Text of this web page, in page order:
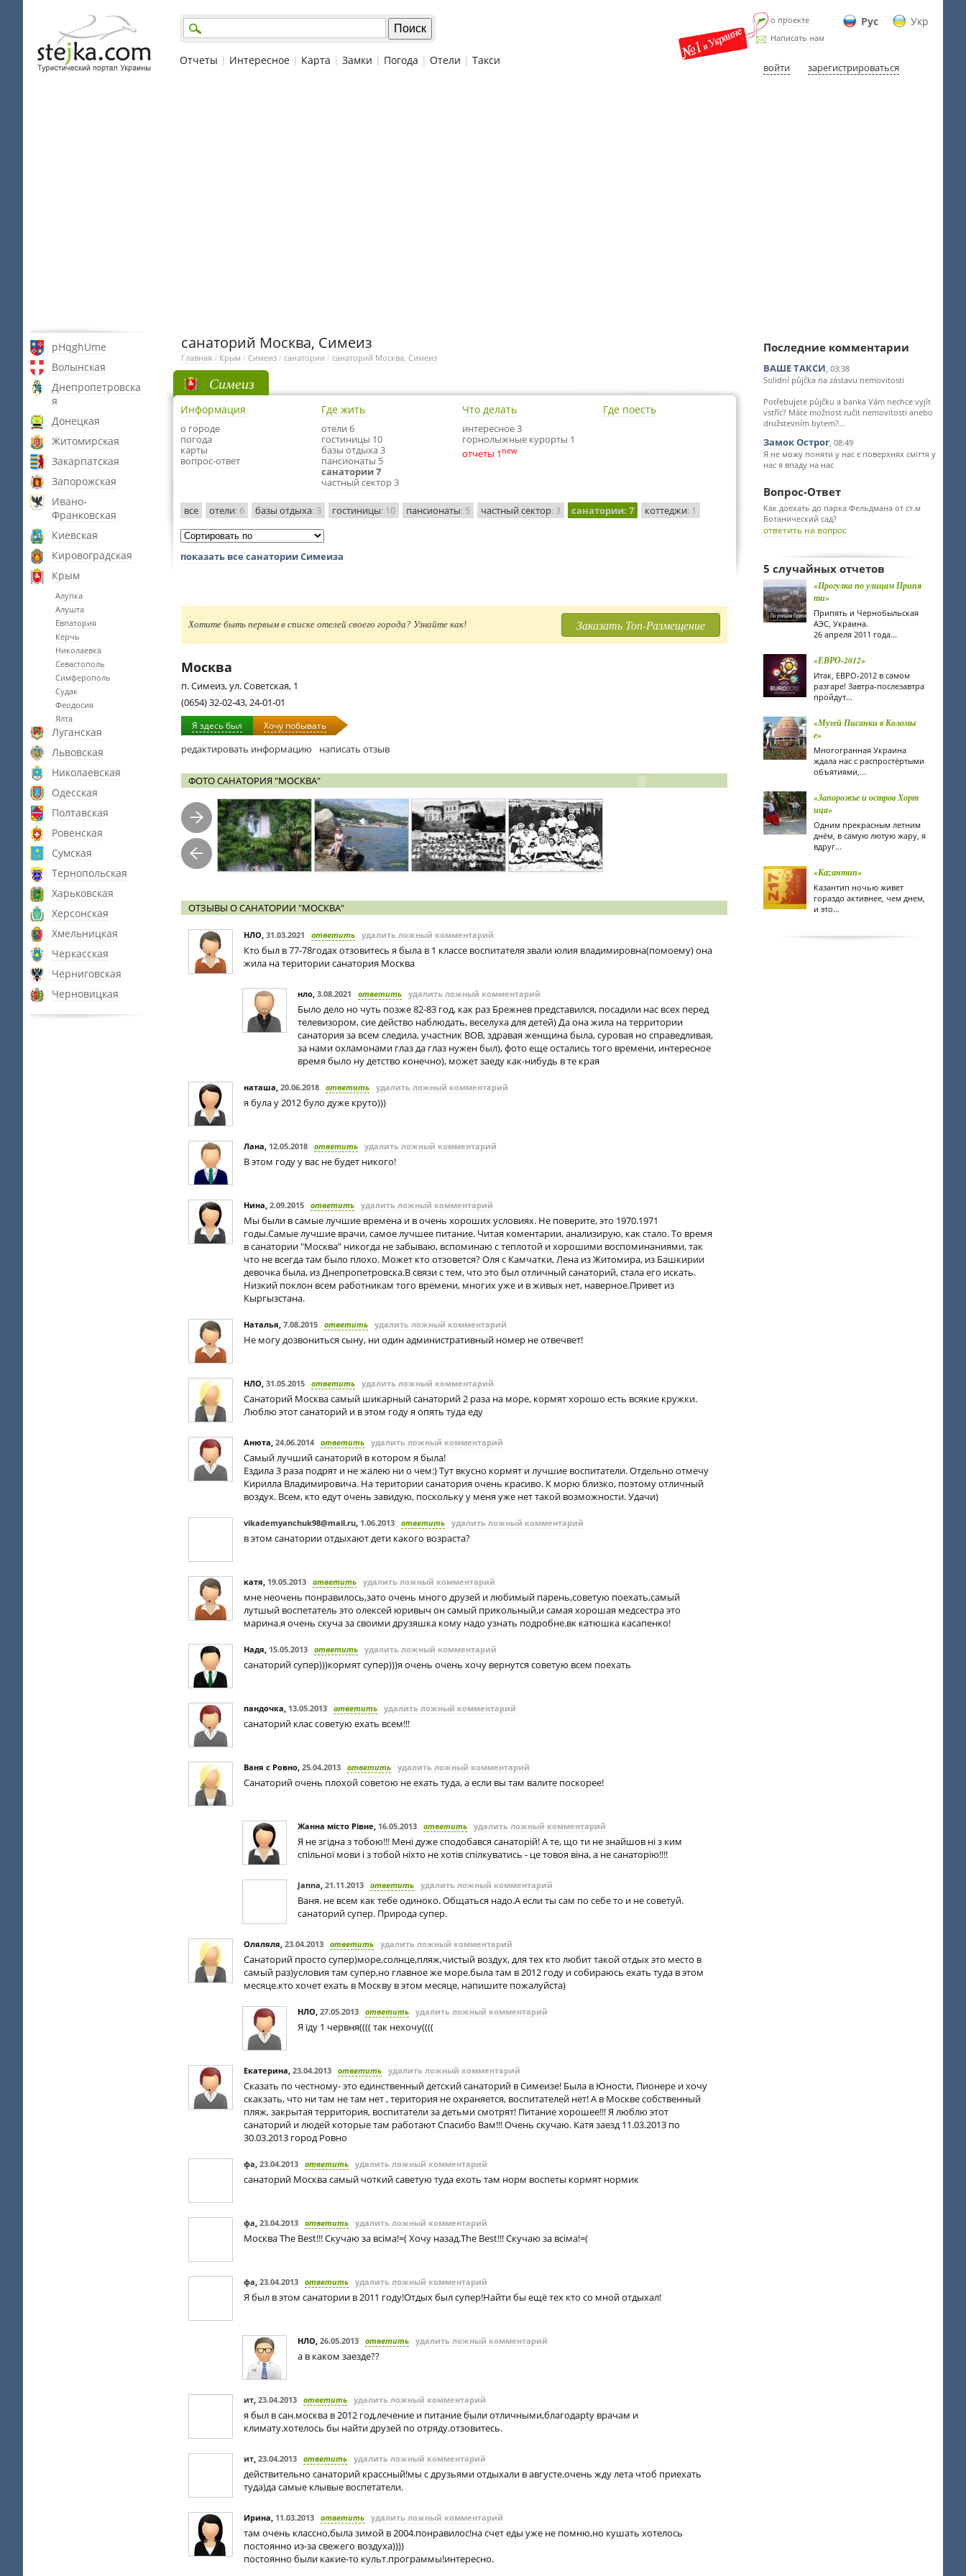
Рус Укр
о проекте
Написать нам
войти зарегистрироваться
Отчеты | Интересное | Карта | Замки | Погода | Отели | Такси
pHqghUme
Волынская
Днепропетровска
я
Донецкая
Житомирская
Закарпатская
Запорожская
Ивано-
Франковская
Киевская
Кировоградская
Крым
Алупка
Алушта
Евпатория
Керчь
Николаевка
Севастополь
Симферополь
Судак
Феодосия
Ялта
Луганская
Львовская
Николаевская
Одесская
Полтавская
Ровенская
Сумская
Тернопольская
Харьковская
Херсонская
Хмельницкая
Черкасская
Черниговская
Черновицкая
санаторий Москва, Симеиз
Главная / Крым / Симеиз / санатории / санаторий Москва, Симеиз
Симеиз
Информация
о городе
погода
карты
вопрос-ответ
Где жить
отели 6
гостиницы 10
базы отдыха 3
пансионаты 5
санатории 7
частный сектор 3
Что делать
интересное 3
горнолыжные курорты 1
отчеты 1 new
Где поесть
все отели: 6 базы отдыха: 3 гостиницы: 10 пансионаты: 5 частный сектор: 3 санатории: 7 коттеджи: 1
показать все санатории Симеиза
Хотите быть первым в списке отелей своего города? Узнайте как! Заказать Топ-Размещение
Москва
п. Симеиз, ул. Советская, 1
(0654) 32-02-43, 24-01-01
Я здесь был Хочу побывать
редактировать информацию написать отзыв
ФОТО САНАТОРИЯ "МОСКВА"
ОТЗЫВЫ О САНАТОРИИ "МОСКВА"
НЛО, 31.03.2021 ответить удалить ложный комментарий
Кто был в 77-78годах отзовитесь я была в 1 классе воспитателя звали юлия владимировна(помоему) она
жила на територии санатория Москва
нло, 3.08.2021 ответить удалить ложный комментарий
Было дело но чуть позже 82-83 год, как раз Брежнев представился, посадили нас всех перед
телевизором, сие действо наблюдать, веселуха для детей) Да она жила на территории
санатория за всем следила, участник ВОВ, здравая женщина была, суровая но справедливая,
за нами охламонами глаз да глаз нужен был), фото еще остались того времени, интересное
время было ну детство конечно), может заеду как-нибудь в те края
наташа, 20.06.2018 ответить удалить ложный комментарий
я була у 2012 було дуже круто)))
Лана, 12.05.2018 ответить удалить ложный комментарий
В этом году у вас не будет никого!
Нина, 2.09.2015 ответить удалить ложный комментарий
Мы были в самые лучшие времена и в очень хороших условиях. Не поверите, это 1970.1971
годы.Самые лучшие врачи, самое лучшее питание. Читая коментарии, анализирую, как стало. То время
в санатории "Москва" никогда не забываю, вспоминаю с теплотой и хорошими воспоминаниями, так
что не всегда там было плохо. Может кто отзовется? Оля с Камчатки, Лена из Житомира, из Башкирии
девочка была, из Днепропетровска.В связи с тем, что это был отличный санаторий, стала его искать.
Низкий поклон всем работникам того времени, многих уже и в живых нет, наверное.Привет из
Кыргызстана.
Наталья, 7.08.2015 ответить удалить ложный комментарий
Не могу дозвониться сыну, ни один административный номер не отвечвет!
НЛО, 31.05.2015 ответить удалить ложный комментарий
Санаторий Москва самый шикарный санаторий 2 раза на море, кормят хорошо есть всякие кружки.
Люблю этот санаторий и в этом году я опять туда еду
Анюта, 24.06.2014 ответить удалить ложный комментарий
Самый лучший санаторий в котором я была!
Ездила 3 раза подрят и не жалею ни о чем:) Тут вкусно кормят и лучшие воспитатели. Отдельно отмечу
Кирилла Владимировича. На територии санатория очень красиво. К морю близко, поэтому отличный
воздух. Всем, кто едут очень завидую, поскольку у меня уже нет такой возможности. Удачи)
vikademyanchuk98@mail.ru, 1.06.2013 ответить удалить ложный комментарий
в этом санатории отдыхают дети какого возраста?
катя, 19.05.2013 ответить удалить ложный комментарий
мне неочень понравилось,зато очень много друзей и любимый парень,советую поехать,самый
лутшый воспетатель это олексей юривыч он самый прикольный,и самая хорошая медсестра это
марина.я очень скуча за своими друзяшка кому надо узнать подробне.вк катюшка касапенко!
Надя, 15.05.2013 ответить удалить ложный комментарий
санаторий супер)))кормят супер)))я очень очень хочу вернутся советую всем поехать
пандочка, 13.05.2013 ответить удалить ложный комментарий
санаторий клас советую ехать всем!!!
Ваня с Ровно, 25.04.2013 ответить удалить ложный комментарий
Санаторий очень плохой советою не ехать туда, а если вы там валите поскорее!
Жанна місто Рівне, 16.05.2013 ответить удалить ложный комментарий
Я не згідна з тобою!!! Мені дуже сподобався санаторій! А те, що ти не знайшов ні з ким
спільної мови і з тобой ніхто не хотів спілкуватись - це товоя віна, а не санаторію!!!!
Janna, 21.11.2013 ответить удалить ложный комментарий
Ваня. не всем как тебе одиноко. Общаться надо.А если ты сам по себе то и не советуй.
санаторий супер. Природа супер.
Оляляля, 23.04.2013 ответить удалить ложный комментарий
Санаторий просто супер)море,солнце,пляж,чистый воздух, для тех кто любит такой отдых это место в
самый раз)условия там супер,но главное же море.была там в 2012 году и собираюсь ехать туда в этом
месяце.кто хочет ехать в Москву в этом месяце, напишите пожалуйста)
НЛО, 27.05.2013 ответить удалить ложный комментарий
Я їду 1 червня(((( так нехочу((((
Екатерина, 23.04.2013 ответить удалить ложный комментарий
Сказать по честному- это единственный детский санаторий в Симеизе! Была в Юности, Пионере и хочу
скакзать, что ни там не там нет , територия не охраняется, воспитателей нет! А в Москве собственный
пляж, закрытая территория, воспитатели за детьми смотрят! Питание хорошее!!! Я люблю этот
санаторий и людей которые там работают Спасибо Вам!!! Очень скучаю. Катя заезд 11.03.2013 по
30.03.2013 город Ровно
фа, 23.04.2013 ответить удалить ложный комментарий
санаторий Москва самый чоткий саветую туда ехоть там норм воспеты кормят нормик
фа, 23.04.2013 ответить удалить ложный комментарий
Москва The Best!!! Скучаю за всіма!=( Хочу назад.The Best!!! Скучаю за всіма!=(
фа, 23.04.2013 ответить удалить ложный комментарий
Я был в этом санатории в 2011 году!Отдых был супер!Найти бы ещё тех кто со мной отдыхал!
НЛО, 26.05.2013 ответить удалить ложный комментарий
а в каком заезде??
ит, 23.04.2013 ответить удалить ложный комментарий
я был в сан.москва в 2012 год,лечение и питание были отличными,благодарty врачам и
климату.хотелось бы найти друзей по отряду.отзовитесь.
ит, 23.04.2013 ответить удалить ложный комментарий
действительно санаторий крассный!мы с друзьями отдыхали в августе.очень жду лета чтоб приехать
туда)да самые клывые воспетатели.
Ирина, 11.03.2013 ответить удалить ложный комментарий
там очень классно,была зимой в 2004.понравилос!на счет еды уже не помню,но кушать хотелось
постоянно из-за свежего воздуха))))
постоянно были какие-то культ.программы!интересно.
Последние комментарии
ВАШЕ ТАКСИ, 03:38
Solidní půjčka na zástavu nemovitosti
Potřebujete půjčku a banka Vám nechce vyjít
vstříc? Máte možnost ručit nemovitosti anebo
družstevním bytem?...
Замок Острог, 08:49
Я не можу поняти у нас є поверхнях сміття у
нас я впаду на нас
Вопрос-Ответ
Как доехать до парка Фельдмана от ст.м
Ботанический сад?
ответить на вопрос
5 случайных отчетов
«Прогулка по улицам Припя
ти»
Припять и Чернобыльская
АЭС, Украина.
26 апреля 2011 года...
«ЕВРО-2012»
Итак, ЕВРО-2012 в самом
разгаре! Завтра-послезавтра
пройдут...
«Музей Писанки в Коломы
е»
Многогранная Украина
ждала нас с распростёртыми
объятиями,...
«Запорожье и остров Хорт
ица»
Одним прекрасным летним
днём, в самую лютую жару, я
вдруг...
«Каzантип»
Казантип ночью живет
гораздо активнее, чем днем,
и это...